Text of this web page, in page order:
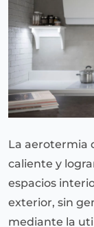
La aerotermia
caliente y
espacios
exterior, sin
mediante la